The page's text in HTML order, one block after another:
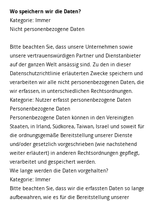
Wo speichern wir die Daten?
Kategorie: Immer
Nicht personenbezogene Daten
Bitte beachten Sie, dass unsere Unternehmen sowie
unsere vertrauenswürdigen Partner und Dienstanbieter
auf der ganzen Welt ansässig sind. Zu den in dieser
Datenschutzrichtlinie erläuterten Zwecke speichern und
verarbeiten wir alle nicht personenbezogenen Daten, die
wir erfassen, in unterschiedlichen Rechtsordnungen.
Kategorie: Nutzer erfasst personenbezogene Daten
Personenbezogene Daten
Personenbezogene Daten können in den Vereinigten
Staaten, in Irland, Südkorea, Taiwan, Israel und soweit für
die ordnungsgemäße Bereitstellung unserer Dienste
und/oder gesetzlich vorgeschrieben (wie nachstehend
weiter erläutert) in anderen Rechtsordnungen gepflegt,
verarbeitet und gespeichert werden.
Wie lange werden die Daten vorgehalten?
Kategorie: Immer
Bitte beachten Sie, dass wir die erfassten Daten so lange
aufbewahren, wie es für die Bereitstellung unserer